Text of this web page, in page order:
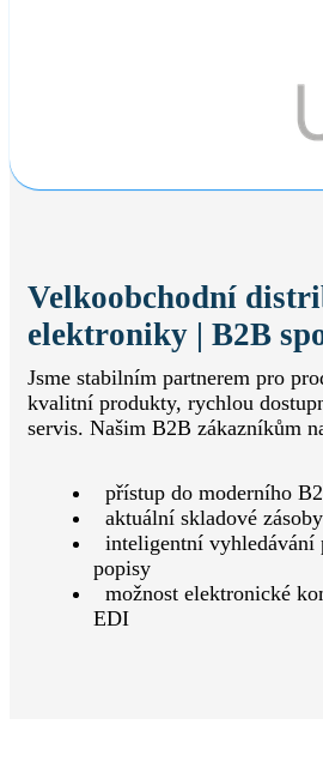
Velkoobchodní
elektroniky | B2B
Jsme stabilním partnerem pro
kvalitní produkty, rychlou
servis. Našim B2B zákazníkům
přístup do moderního
aktuální skladové
inteligentní vyhledávání
popisy
možnost elektronické
EDI